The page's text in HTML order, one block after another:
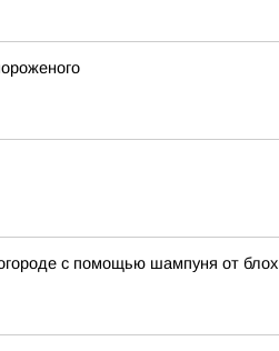
с помощью шампуня от блох